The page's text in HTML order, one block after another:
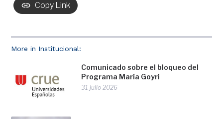
More in Institucional:
Comunicado sobre el bloqueo del
Programa María Goyri
31 julio 2026
Copy Link